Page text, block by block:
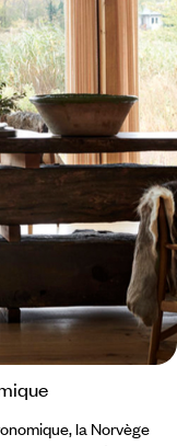
la Norvège